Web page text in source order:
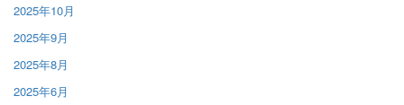
2025年10月
2025年9月
2025年8月
2025年6月